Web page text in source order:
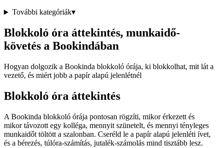
További kategóriák▾
Blokkoló óra áttekintés, munkaidő-
követés a Bookindában
Hogyan dolgozik a Bookinda blokkoló órája, ki blokkolhat, mit lát a
vezető, és miért jobb a papír alapú jelenlétnél
Blokkoló óra áttekintés
A Bookinda blokkoló órája pontosan rögzíti, mikor érkezett és
mikor távozott egy kolléga, mennyit szünetelt, és mennyi tényleges
munkaidőt töltött a szalonban. Cseréld le a papír alapú jelenléti ívet,
és a bérezés, túlóra-számítás, jutalék-számolás mind tisztább lesz.